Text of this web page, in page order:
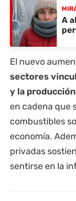
A
El nuevo
sectores
y la
en cadena que
combustibles
economía.
privadas
sentirse en la